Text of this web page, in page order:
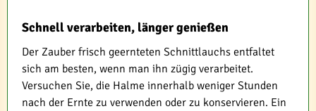
Schnell verarbeiten, länger genießen
Der Zauber frisch geernteten Schnittlauchs entfaltet
sich am besten, wenn man ihn zügig verarbeitet.
Versuchen Sie, die Halme innerhalb weniger Stunden
nach der Ernte zu verwenden oder zu konservieren. Ein